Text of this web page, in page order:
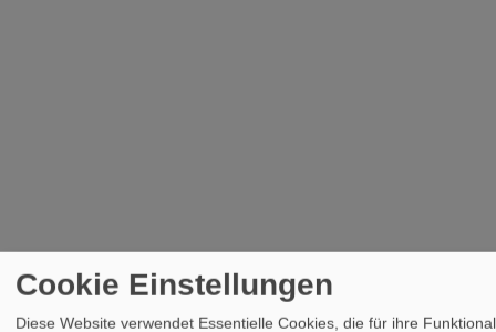
Cookie Einstellungen
Diese Website verwendet Essentielle Cookies, die für ihre